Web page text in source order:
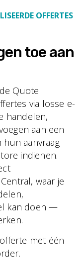
OFFERTES
toe aan
Quote
via losse e-
handelen,
aan een
aanvraag
indienen.
waar je
kan doen —
met één